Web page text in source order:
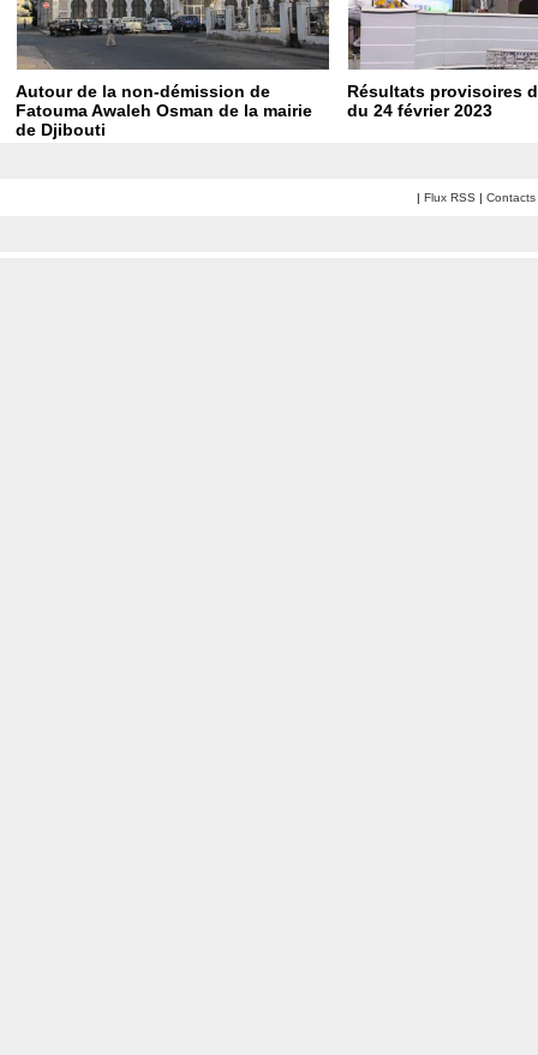
Autour de la non-démission de
Fatouma Awaleh Osman de la mairie
de Djibouti
Résultats provisoires
du 24 février 2023
| Flux RSS | Contacts